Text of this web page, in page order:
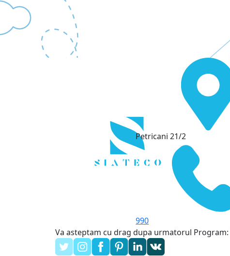
Petricani 21/2
990
Va asteptam cu drag dupa urmatorul Program: